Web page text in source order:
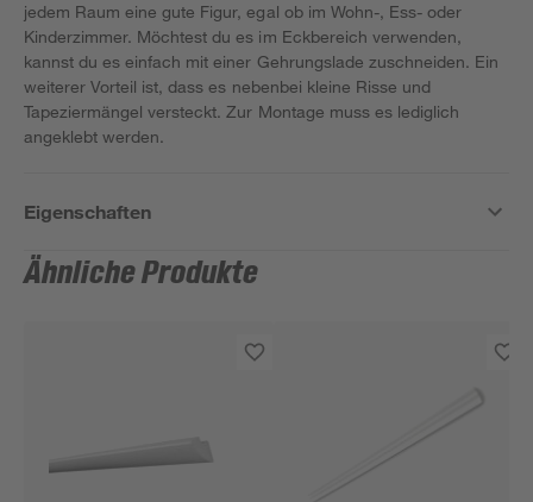
jedem Raum eine gute Figur, egal ob im Wohn-, Ess- oder
Kinderzimmer. Möchtest du es im Eckbereich verwenden,
kannst du es einfach mit einer Gehrungslade zuschneiden. Ein
weiterer Vorteil ist, dass es nebenbei kleine Risse und
Tapeziermängel versteckt. Zur Montage muss es lediglich
angeklebt werden.
Eigenschaften
Ähnliche Produkte